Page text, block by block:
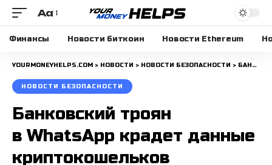
Размера
шрифта
Aa
Финансы Новости биткоин Новости Ethereum
YOURMONEYHELPS.COM > НОВОСТИ > НОВОСТИ БЕЗОПАСНОСТИ > БАНКОВСКИЙ ТРОЯН В WHATSAPP КРАДЕТ ДАННЫЕ КРИПТОКОШЕЛЬКОВ В БРАЗИЛИИ
НОВОСТИ БЕЗОПАСНОСТИ
Банковский троян
в WhatsApp крадет данные
криптокошельков